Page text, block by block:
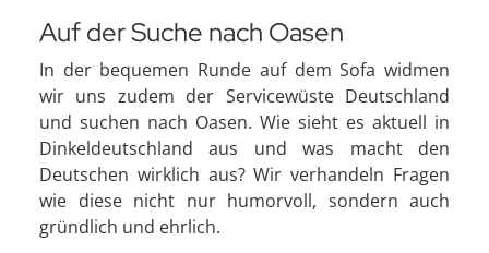
Auf der Suche nach Oasen
In der bequemen Runde auf dem Sofa widmen
wir uns zudem der Servicewüste Deutschland
und suchen nach Oasen. Wie sieht es aktuell in
Dinkeldeutschland aus und was macht den
Deutschen wirklich aus? Wir verhandeln Fragen
wie diese nicht nur humorvoll, sondern auch
gründlich und ehrlich.